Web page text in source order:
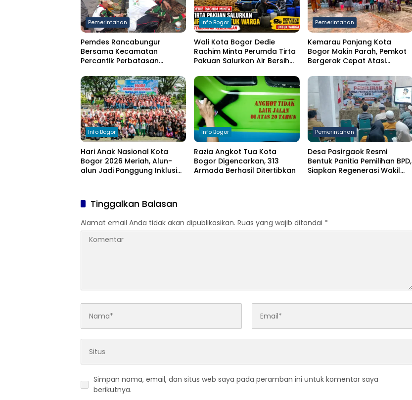
Pemerintahan
Pemdes Rancabungur
Bersama Kecamatan
Percantik Perbatasan
Putih Sambut HUT RI ke-81
Info Bogor
Wali Kota Bogor Dedie
Rachim Minta Perumda Tirta
Pakuan Salurkan Air Bersih
Kekeringan
Pemerintahan
Kemarau Panjang Kota
Bogor Makin Parah, Pemkot
Bergerak Cepat Atasi
Info Bogor
Hari Anak Nasional Kota
Bogor 2026 Meriah, Alun-
alun Jadi Panggung Inklusi
Info Bogor
Razia Angkot Tua Kota
Bogor Digencarkan, 313
Armada Berhasil Ditertibkan
Pemerintahan
Desa Pasirgaok Resmi
Bentuk Panitia Pemilihan BPD,
Siapkan Regenerasi Wakil
Tinggalkan Balasan
Alamat email Anda tidak akan dipublikasikan. Ruas yang wajib ditandai *
Simpan nama, email, dan situs web saya pada peramban ini untuk komentar saya
berikutnya.